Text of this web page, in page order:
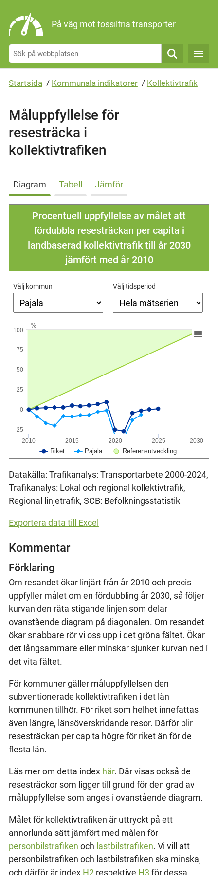
På väg mot fossilfria transporter
Sök
Startsida / Kommunala indikatorer / Kollektivtrafik
Måluppfyllelse för
resesträcka i
kollektivtrafiken
Diagram Tabell Jämför
Procentuell uppfyllelse av målet att
fördubbla resesträckan per capita i
landbaserad kollektivtrafik till år 2030
jämfört med år 2010
Välj kommun Välj tidsperiod
%
Riket Pajala Referensutveckling
2010 2015 2020 2025 2030
-25
0
25
50
75
100
Datakälla: Trafikanalys: Transportarbete 2000-2024,
Trafikanalys: Lokal och regional kollektivtrafik,
Regional linjetrafik, SCB: Befolkningsstatistik
Exportera data till Excel
Kommentar
Förklaring
Om resandet ökar linjärt från år 2010 och precis
uppfyller målet om en fördubbling år 2030, så följer
kurvan den räta stigande linjen som delar
ovanstående diagram på diagonalen. Om resandet
ökar snabbare rör vi oss upp i det gröna fältet. Ökar
det långsammare eller minskar sjunker kurvan ned i
det vita fältet.
För kommuner gäller måluppfyllelsen den
subventionerade kollektivtrafiken i det län
kommunen tillhör. För riket som helhet innefattas
även längre, länsöverskridande resor. Därför blir
resesträckan per capita högre för riket än för de
flesta län.
Läs mer om detta index här. Där visas också de
resesträckor som ligger till grund för den grad av
måluppfyllelse som anges i ovanstående diagram.
Målet för kollektivtrafiken är uttryckt på ett
annorlunda sätt jämfört med målen för
personbilstrafiken och lastbilstrafiken. Vi vill att
personbilstrafiken och lastbilstrafiken ska minska,
och därför är index H2respektive H3 för dessa